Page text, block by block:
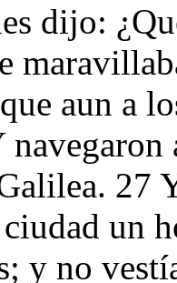
dijo:
aun a
27
un
y no